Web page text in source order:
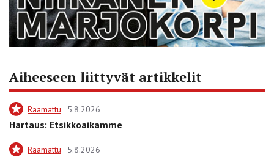
Aiheeseen liittyvät artikkelit
Raamattu 5.8.2026
Hartaus: Etsikkoaikamme
Raamattu 5.8.2026